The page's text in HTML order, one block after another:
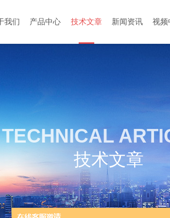
我们 产品中心 技术文章 新闻资讯 视频
TECHNICAL
技术文章